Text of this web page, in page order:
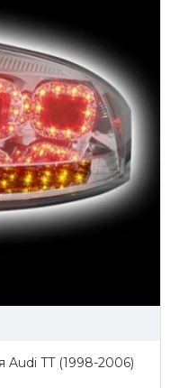
Audi TT (1998-2006)